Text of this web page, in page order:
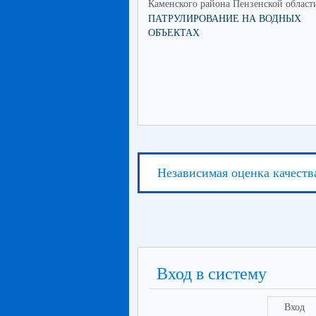
Каменского района Пензенской
ПАТРУЛИРОВАНИЕ НА ВОДНЫХ
ОБЪЕКТАХ
Независимая оценка
Вход в систему
Вход